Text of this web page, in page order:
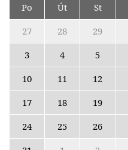
Po Út St
27
28 29
3
4 5
10
11 12
17
18 19
24
25 26